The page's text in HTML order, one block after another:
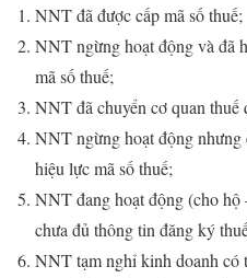
NNT đã được cấp mã số thuế;
NNT ngừng hoạt động và đã
mã số thuế;
NNT đã chuyển cơ quan thuế
NNT ngừng hoạt động nhưng
hiệu lực mã số thuế;
NNT đang hoạt động (cho hộ
chưa đủ thông tin đăng ký
NNT tạm nghỉ kinh doanh có